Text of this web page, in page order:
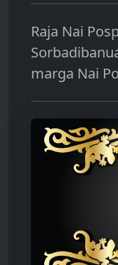
Raja Nai
marga Nai